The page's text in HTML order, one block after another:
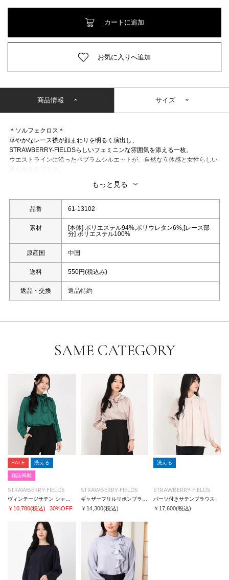
カートに追加
お気に入りへ追加
商品情報 サイズ
＊ソルフェクロス＊
華やかなレース襟が顔まわりを明るく演出し、
STRAWBERRY-FIELDSらしいフェミニンな雰囲気を添える一枚。
ウエストラインに沿ったペプラムシルエットが、自然な立体感と女性らしい
一枚でコーディネートが完成し、デイリーからお出かけまで幅広く活躍する
アイテムです。
洗濯：手洗い可能
もっと見る
品番 61-13102
素材
[本体] ポリエステル94%,ポリウレタン6%,[レース部
分] ポリエステル100%
原産国 中国
送料 550円(税込み)
返品・交換 返品特約
SAME CATEGORY
SALE 洗える
雑誌掲載
STRAWBERRY-FIELDS
￥10,780(税込) 30%OFF
STRAWBERRY-FIELDS
￥14,300(税込)
洗える
STRAWBERRY-FIELDS
パーツ付きサテンブラウス
￥17,600(税込)